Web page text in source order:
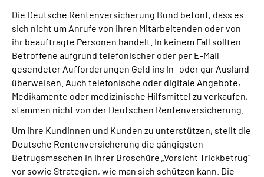
Die Deutsche Rentenversicherung Bund betont, dass es
sich nicht um Anrufe von ihren Mitarbeitenden oder von
ihr beauftragte Personen handelt. In keinem Fall sollten
Betroffene aufgrund telefonischer oder per E-Mail
gesendeter Aufforderungen Geld ins In- oder gar Ausland
überweisen. Auch telefonische oder digitale Angebote,
Medikamente oder medizinische Hilfsmittel zu verkaufen,
stammen nicht von der Deutschen Rentenversicherung.
Um ihre Kundinnen und Kunden zu unterstützen, stellt die
Deutsche Rentenversicherung die gängigsten
Betrugsmaschen in ihrer Broschüre „Vorsicht Trickbetrug“
vor sowie Strategien, wie man sich schützen kann. Die